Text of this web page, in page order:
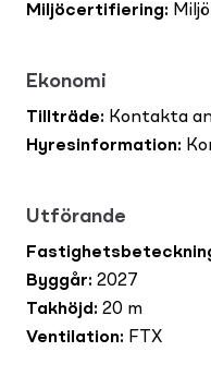
Miljöcertifiering:
Ekonomi
Tillträde: Kontakta
Hyresinformation:
Utförande
Byggår: 2027
Takhöjd : 20 m
Ventilation: FTX